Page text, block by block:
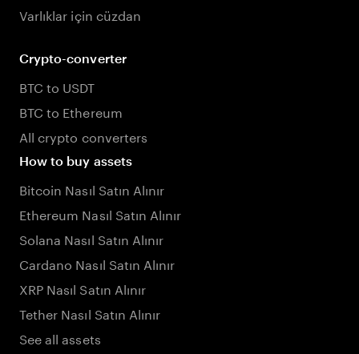
Varlıklar için cüzdan
Crypto-converter
BTC to USDT
BTC to Ethereum
All crypto converters
How to buy assets
Bitcoin Nasıl Satın Alınır
Ethereum Nasıl Satın Alınır
Solana Nasıl Satın Alınır
Cardano Nasıl Satın Alınır
XRP Nasıl Satın Alınır
Tether Nasıl Satın Alınır
See all assets